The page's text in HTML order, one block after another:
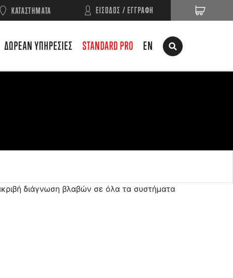
ΚΑΤΑΣΤΗΜΑΤΑ ΕΙΣΟΔΟΣ / ΕΓΓΡΑΦΗ
ΔΩΡΕΑΝ ΥΠΗΡΕΣΙΕΣ STANDARD PRO EN
διάγνωση βλαβών σε όλα τα συστήματα